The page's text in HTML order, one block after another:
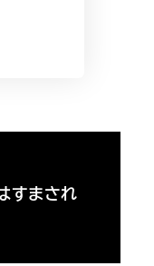
すまされ